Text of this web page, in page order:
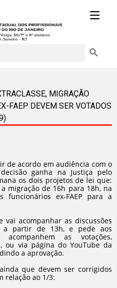
MIGRAÇÃO
FAEP DEVEM SER VOTADOS
de acordo em audiência com o
ganha na Justiça pelo
os dois projetos de lei que:
migração de 16h para 18h, na
ex-FAEP para a
vai acompanhar as discussões
a partir de 13h, e pede aos
as votações,
ou via página do YouTube da
a aprovação.
que devem ser corrigidos
relação ao 1/3: